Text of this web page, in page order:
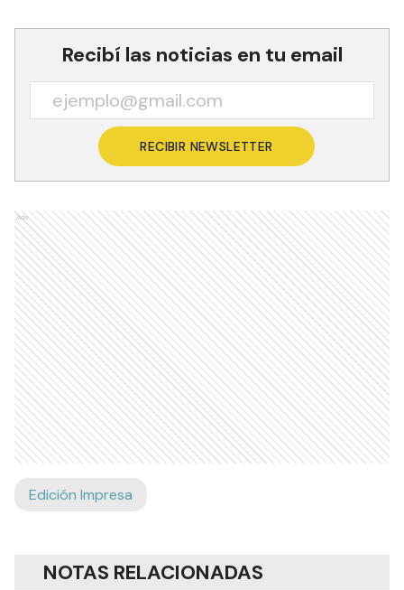
Recibí las noticias en tu email
RECIBIR NEWSLETTER
Ads
Edición Impresa
NOTAS RELACIONADAS